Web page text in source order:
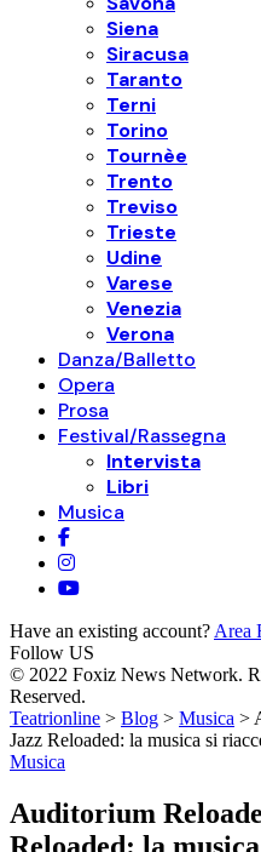
Siena
Siracusa
Taranto
Terni
Torino
Tournèe
Trento
Treviso
Trieste
Udine
Varese
Venezia
Verona
Danza/Balletto
Opera
Prosa
Festival/Rassegna
Intervista
Libri
Musica
Have an existing account? Area
Follow US
© 2022 Foxiz News Network.
Reserved.
Teatrionline > Blog > Musica >
Jazz Reloaded: la musica si
Musica
Auditorium